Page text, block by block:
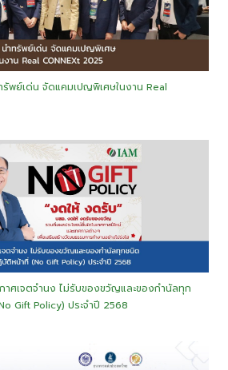
รัพย์เด่น จัดแคมเปญพิเศษในงาน Real
าศเจตจำนง ไม่รับของขวัญและของกำนัลทุก
Gift Policy) ประจำปี 2568